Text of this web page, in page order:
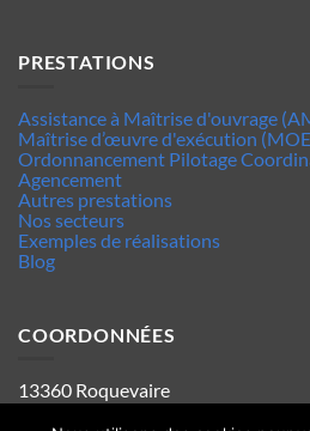
PRESTATIONS
Assistance à Maîtrise d'ouvrage
Maîtrise d’œuvre d'exécution
Ordonnancement Pilotage
Agencement
Autres prestations
Nos secteurs
Exemples de réalisations
Blog
COORDONNÉES
13360 Roquevaire
Tel : 06.63.70.62.44